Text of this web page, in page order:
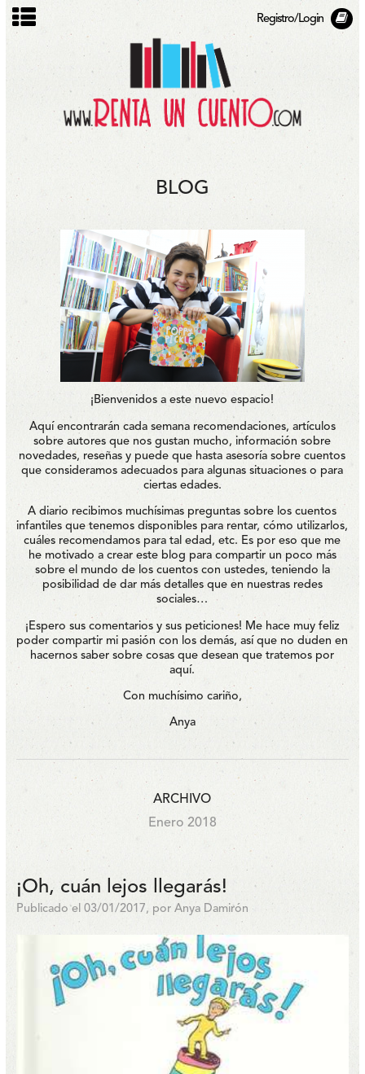
Registro/Login
BLOG
¡Bienvenidos a este nuevo espacio!
Aquí encontrarán cada semana recomendaciones, artículos
sobre autores que nos gustan mucho, información sobre
novedades, reseñas y puede que hasta asesoría sobre cuentos
que consideramos adecuados para algunas situaciones o para
ciertas edades.
A diario recibimos muchísimas preguntas sobre los cuentos
infantiles que tenemos disponibles para rentar, cómo utilizarlos,
cuáles recomendamos para tal edad, etc. Es por eso que me
he motivado a crear este blog para compartir un poco más
sobre el mundo de los cuentos con ustedes, teniendo la
posibilidad de dar más detalles que en nuestras redes
sociales…
¡Espero sus comentarios y sus peticiones! Me hace muy feliz
poder compartir mi pasión con los demás, así que no duden en
hacernos saber sobre cosas que desean que tratemos por
aquí.
Con muchísimo cariño,
Anya
ARCHIVO
Enero 2018
¡Oh, cuán lejos llegarás!
Publicado el 03/01/2017, por Anya Damirón